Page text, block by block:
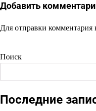
Добавить
Для отправки комментария
Поиск
Последние